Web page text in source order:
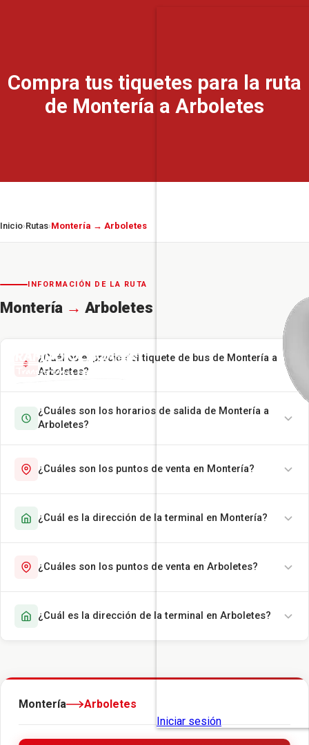
Compra tus tiquetes para la ruta
de Montería a Arboletes
Inicio›Rutas›Montería → Arboletes
INFORMACIÓN DE LA RUTA
Montería → Arboletes
¿Cuál es el precio del tiquete de bus de Montería a
Arboletes?
¿Cuáles son los horarios de salida de Montería a
Arboletes?
¿Cuáles son los puntos de venta en Montería?
¿Cuál es la dirección de la terminal en Montería?
¿Cuáles son los puntos de venta en Arboletes?
¿Cuál es la dirección de la terminal en Arboletes?
Montería Arboletes